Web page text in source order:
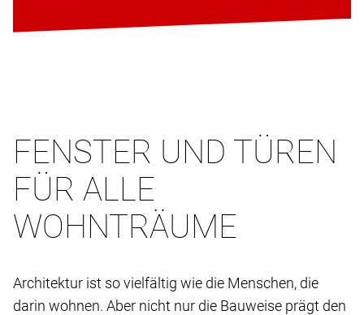
FENSTER UND TÜREN
FÜR ALLE
WOHNTRÄUME
Architektur ist so vielfältig wie die Menschen, die
darin wohnen. Aber nicht nur die Bauweise prägt den